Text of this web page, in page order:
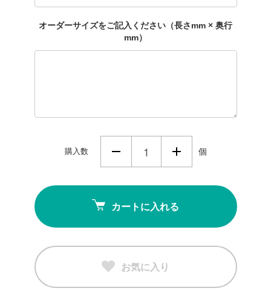
オーダーサイズをご記入ください（長さmm × 奥行
mm）
購入数 個
カートに入れる
お気に入り